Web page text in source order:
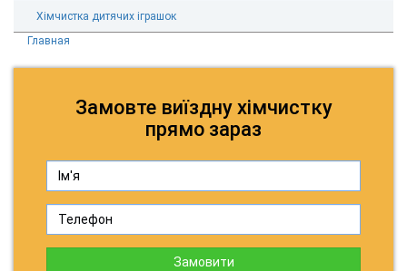
Хімчистка дитячих іграшок
Главная
Замовте виїздну хімчистку
прямо зараз
Замовити